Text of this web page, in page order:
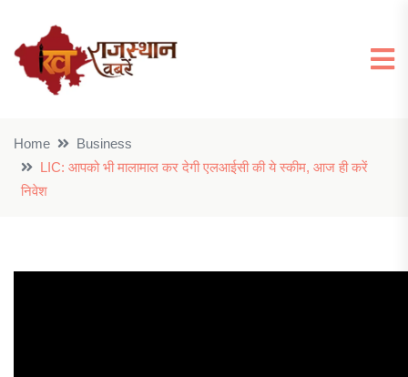
Home
Business
LIC: आपको भी मालामाल कर देगी एलआईसी की ये स्कीम, आज ही करें
निवेश